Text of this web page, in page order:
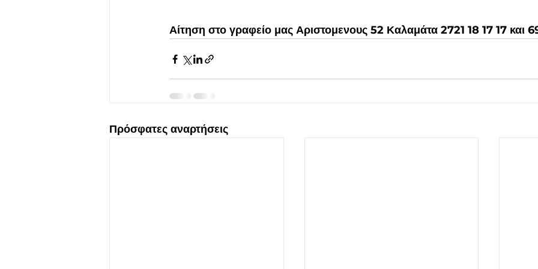
Αίτηση στο γραφείο μας Αριστομενους 52 Καλαμάτα 2721 18 17 17 και
Πρόσφατες αναρτήσεις